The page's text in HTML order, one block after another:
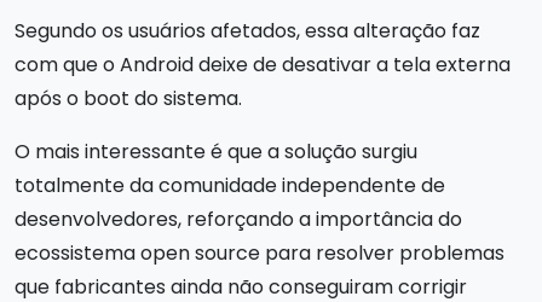
Segundo os usuários afetados, essa alteração faz
com que o Android deixe de desativar a tela externa
após o boot do sistema.
O mais interessante é que a solução surgiu
totalmente da comunidade independente de
desenvolvedores, reforçando a importância do
ecossistema open source para resolver problemas
que fabricantes ainda não conseguiram corrigir